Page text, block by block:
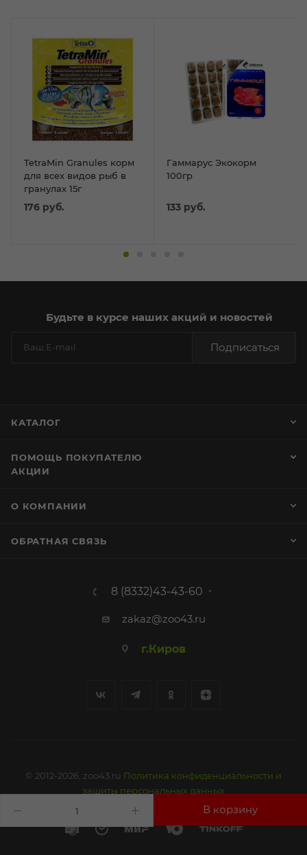
TetraMin Granules корм
для всех видов рыб в
гранулах 15г
176 руб.
Гаммарус Экокорм
100гр
133 руб.
Будьте в курсе наших акций и новостей
Подписаться
КАТАЛОГ
ПОМОЩЬ ПОКУПАТЕЛЮ
АКЦИИ
О КОМПАНИИ
ОБРАТНАЯ СВЯЗЬ
8 (8332)43-43-60
zakaz@zoo43.ru
г.Киров
© 2012-2026, zoo43.ru Политика конфиденциальности и
защиты персональных данных